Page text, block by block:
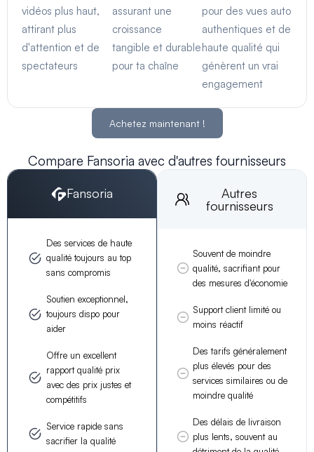
vidéos plus haut,
attirant plus
d'attention et de
spectateurs
assurant une
croissance
tangible et durable
pour ta chaîne
pour des vues auto
authentiques et de
haute qualité qui
génèrent un vrai
engagement
Achetez maintenant !
Compare Fansoria avec d'autres fournisseurs
Fansoria
Des services de haute
qualité toujours au top
sans compromis
Soutien exceptionnel,
toujours dispo pour
aider
Offre un excellent
rapport qualité prix
avec des prix justes et
compétitifs
Service rapide sans
sacrifier la qualité
Autres
fournisseurs
Souvent de moindre
qualité, sacrifiant pour
des mesures d'économie
Support client limité ou
moins réactif
Des tarifs généralement
plus élevés pour des
services similaires ou de
moindre qualité
Des délais de livraison
plus lents, souvent au